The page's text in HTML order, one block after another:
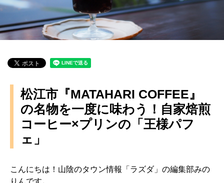
松江市『MATAHARI COFFEE』
の名物を一度に味わう！自家焙煎
コーヒー×プリンの「王様パフ
ェ」
こんにちは！山陰のタウン情報「ラズダ」の編集部みの
りんです。